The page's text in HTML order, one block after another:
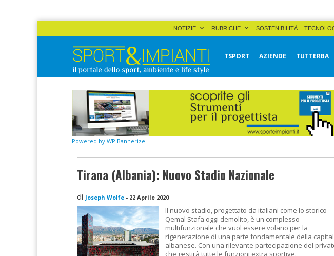
NOTIZIE RUBRICHE SOSTENIBILITÀ
Sport&Impianti
TSPORT AZIENDE TUTTERBA
Powered by WP Bannerize
Tirana (Albania): Nuovo Stadio Nazionale
di Joseph Wolfe - 22 Aprile 2020
Il nuovo stadio, progettato da italiani come lo storico
Qemal Stafa oggi demolito, è un complesso
multifunzionale che vuol essere volano per la
rigenerazione di una parte fondamentale della
albanese. Con una rilevante partecipazione del
che gestirà tutte le funzioni extra sportive.